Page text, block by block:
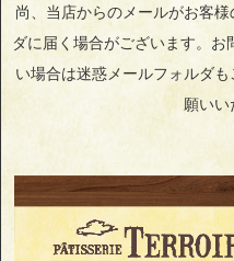
尚、当店からのメールがお客
ダに届く場合がございます。
い場合は迷惑メールフォルダ
願いい